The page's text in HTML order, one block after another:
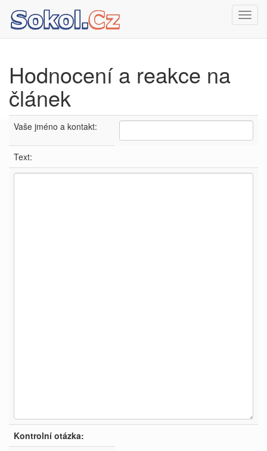
Hodnocení a reakce na
článek
Vaše jméno a kontakt:
Text:
Kontrolní otázka: